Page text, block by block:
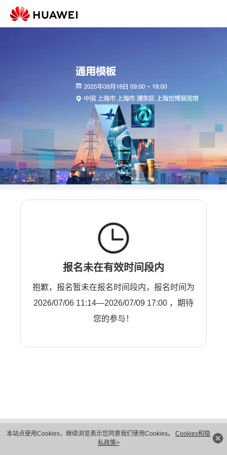
本站点使用Cookies，继续浏览表示您同意我们使用Cookies。 Cookies和隐
私政策>
报名未在有效时间段内
抱歉，报名暂未在报名时间段内，报名时间为
2026/07/06 11:14—2026/07/09 17:00 ，期待
您的参与！
隐私保护
法律声明